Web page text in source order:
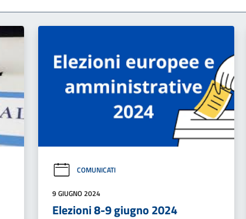
COMUNICATI
9 GIUGNO 2024
Elezioni 8-9 giugno 2024